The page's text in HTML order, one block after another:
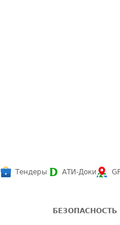
Тендеры АТИ-Доки
БЕЗОПАСНОСТЬ